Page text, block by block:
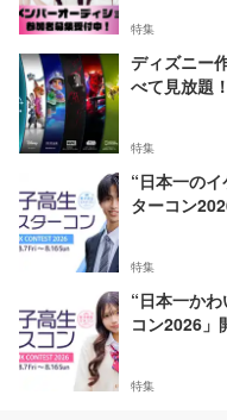
特集
ディズニー
べて見放題
特集
“日本一の
ターコン
特集
“日本一か
コン2026」
特集